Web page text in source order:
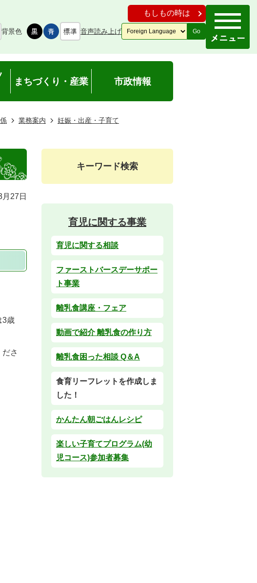
もしもの時は
背景色 音声読み上げ Go
まちづくり・産業 市政情報
業務案内
妊娠・出産・子育て
27日
3歳
さ
キーワード検索
育児に関する事業
育児に関する相談
ファーストバースデーサポー
ト事業
離乳食講座・フェア
動画で紹介 離乳食の作り方
離乳食困った相談 Q＆A
食育リーフレットを作成しま
した！
かんたん朝ごはんレシピ
楽しい子育てプログラム(幼
児コース)参加者募集